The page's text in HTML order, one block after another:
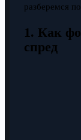
разберемся
1. Как
спред